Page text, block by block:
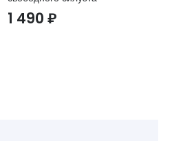
1 490 ₽